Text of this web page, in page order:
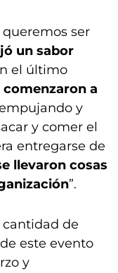
queremos ser
un sabor
el último
a
y
y comer el
entregarse de
llevaron cosas
”.
cantidad de
este evento
y